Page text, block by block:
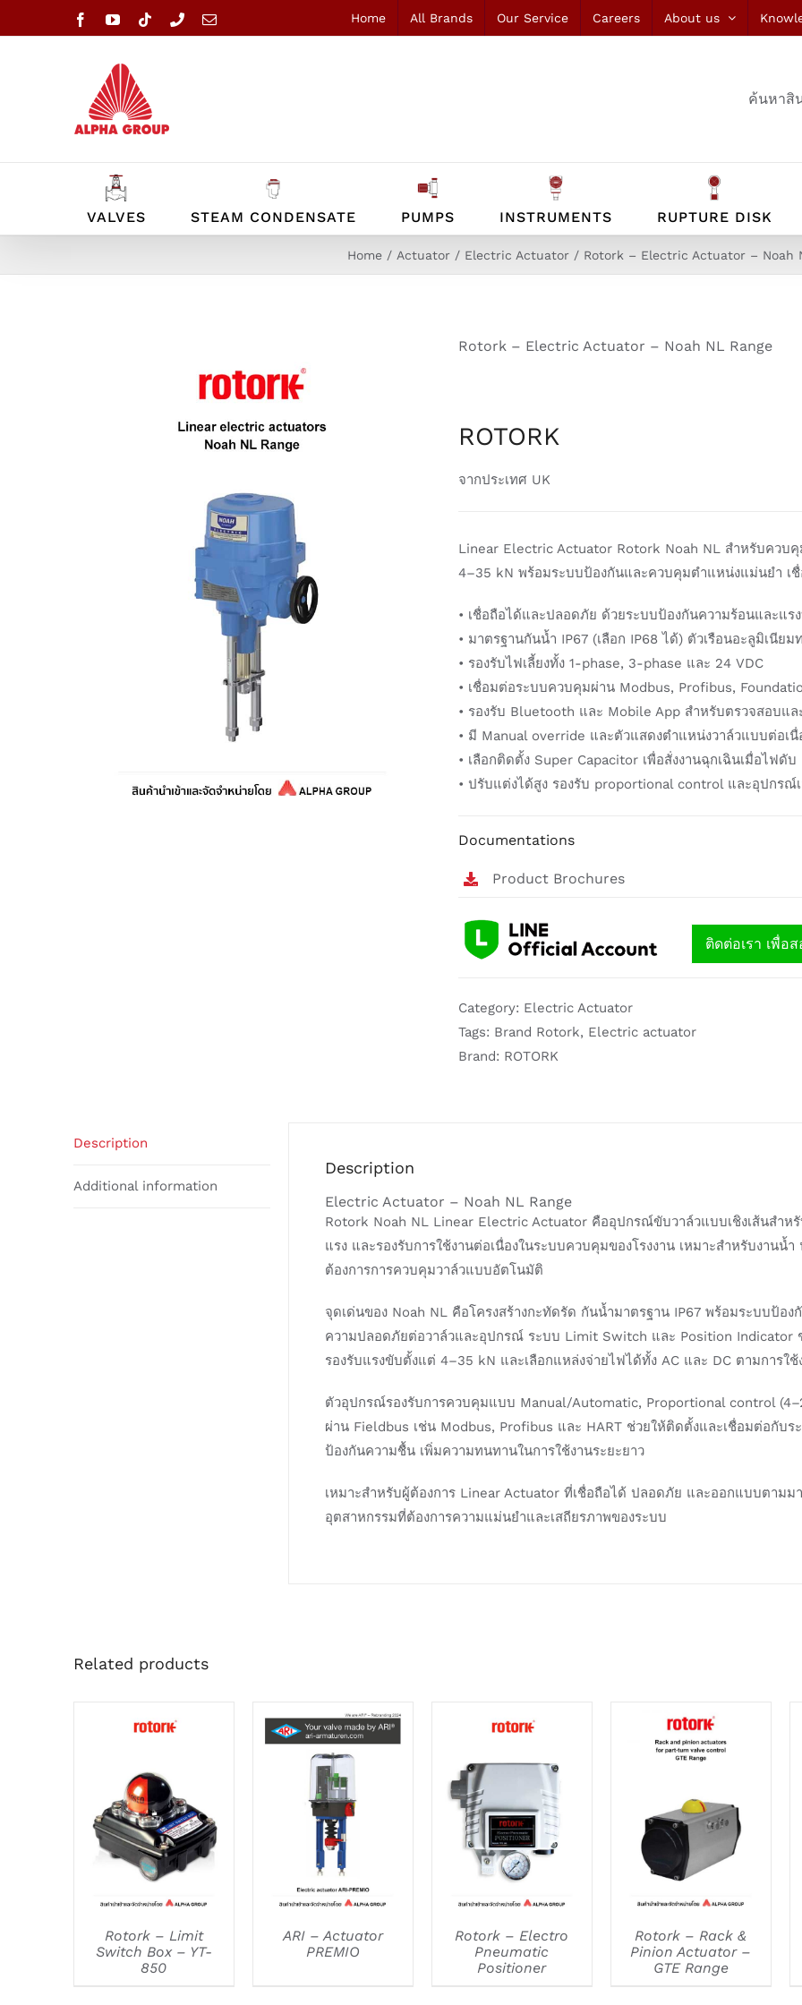
to
FacebookYouTubeTiktokPhoneEmail Home All Brands Our Service Careers About us
ค้นหาสิ
VALVES STEAM CONDENSATE PUMPS INSTRUMENTS RUPTURE DISK
Home Actuator Electric Actuator Rotork – Electric Actuator – Noah
Rotork – Electric Actuator – Noah NL Range
ROTORK
จากประเทศ UK
Linear Electric Actuator Rotork Noah NL สำหรับควบคุ
4–35 kN พร้อมระบบป้องกันและควบคุมตำแหน่งแม่นยำ เ
• เชื่อถือได้และปลอดภัย ด้วยระบบป้องกันความร้อนและแร
• มาตรฐานกันน้ำ IP67 (เลือก IP68 ได้) ตัวเรือนอะลูมิเนีย
• รองรับไฟเลี้ยงทั้ง 1-phase, 3-phase และ 24 VDC
• เชื่อมต่อระบบควบคุมผ่าน Modbus, Profibus,
• รองรับ Bluetooth และ Mobile App สำหรับตรวจสอบแล
• มี Manual override และตัวแสดงตำแหน่งวาล์วแบบต่อเนื่
• เลือกติดตั้ง Super Capacitor เพื่อสั่งงานฉุกเฉินเมื่อไฟดับ
• ปรับแต่งได้สูง รองรับ proportional control และอุปกรณ์เ
Documentations
Product Brochures
ติดต่อเรา เพื่อ
Category: Electric Actuator
Tags: Brand Rotork, Electric actuator
Brand: ROTORK
Description
Additional information
Description
Electric Actuator – Noah NL Range
Rotork Noah NL Linear Electric Actuator คืออุปกรณ์ขับวาล์วแบบเชิงเส้นสำ
แรง และรองรับการใช้งานต่อเนื่องในระบบควบคุมของโรงงาน เหมาะสำหรับงานน้
ต้องการการควบคุมวาล์วแบบอัตโนมัติ
จุดเด่นของ Noah NL คือโครงสร้างกะทัดรัด กันน้ำมาตรฐาน IP67 พร้อมระบบป้อ
ความปลอดภัยต่อวาล์วและอุปกรณ์ ระบบ Limit Switch และ Position Indicator
รองรับแรงขับตั้งแต่ 4–35 kN และเลือกแหล่งจ่ายไฟได้ทั้ง AC และ DC ตามการใ
ตัวอุปกรณ์รองรับการควบคุมแบบ Manual/Automatic, Proportional control
ผ่าน Fieldbus เช่น Modbus, Profibus และ HART ช่วยให้ติดตั้งและเชื่อมต่อกับ
ป้องกันความชื้น เพิ่มความทนทานในการใช้งานระยะยาว
เหมาะสำหรับผู้ต้องการ Linear Actuator ที่เชื่อถือได้ ปลอดภัย และออกแบบตามม
อุตสาหกรรมที่ต้องการความแม่นยำและเสถียรภาพของระบบ
Related products
DETAILS
Rotork – Limit
Switch Box – YT-
850
DETAILS
ARI – Actuator
PREMIO
DETAILS
Rotork – Electro
Pneumatic
Positioner
DETAILS
Rotork – Rack &
Pinion Actuator –
GTE Range